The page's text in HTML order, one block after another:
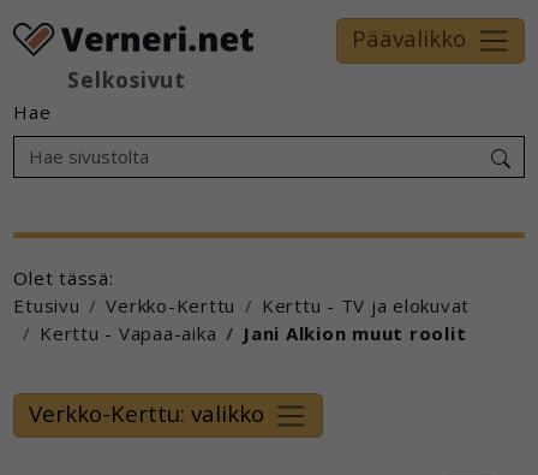
Selkosivut
Päävalikko
Hae
Olet tässä:
Etusivu
Verkko-Kerttu
Kerttu - TV ja elokuvat
Kerttu - Vapaa-aika
Jani Alkion muut roolit
Verkko-Kerttu: valikko